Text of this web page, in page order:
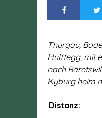
Thurgau,
Hulftegg, mit
nach
Kyburg heim
Distanz: